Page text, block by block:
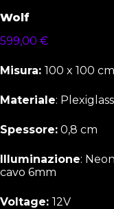
Wolf
599,00 €
Misura: 100 x 100 cm
Materiale:
Spessore: 0,8 cm
Illuminazione:
cavo 6mm
Voltage: 12V